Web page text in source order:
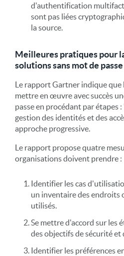
d'authentification
sont pas liées
la source.
Meilleures pratiques pour
solutions sans mot de passe
Le rapport Gartner indique
mettre en œuvre avec succès
passe en procédant par étapes
gestion des identités et des
approche progressive.
Le rapport propose quatre
organisations doivent prendre :
Identifier les cas
un inventaire des endroits
utilisés.
Se mettre d'accord sur les
des objectifs de sécurité et
Identifier les préférences